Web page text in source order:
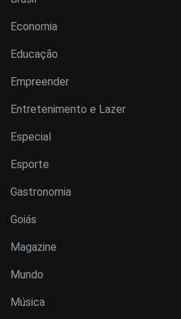
Economia
Educação
Empreender
Entretenimento e Lazer
Especial
Esporte
Gastronomia
Goiás
Magazine
Mundo
Música